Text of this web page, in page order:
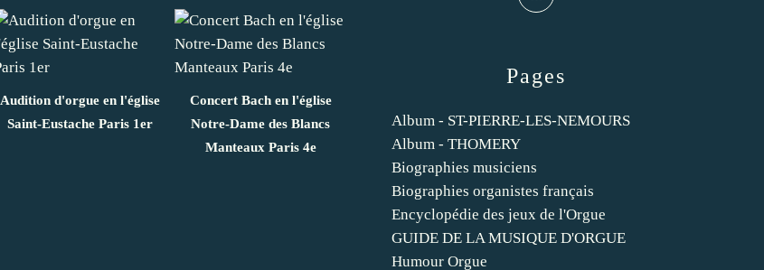
Audition d'orgue en l'église
Saint-Eustache Paris 1er
Concert Bach en l'église
Notre-Dame des Blancs
Manteaux Paris 4e
Pages
Album - ST-PIERRE-LES-NEMOURS
Album - THOMERY
Biographies musiciens
Biographies organistes français
Encyclopédie des jeux de l'Orgue
GUIDE DE LA MUSIQUE D'ORGUE
Humour Orgue